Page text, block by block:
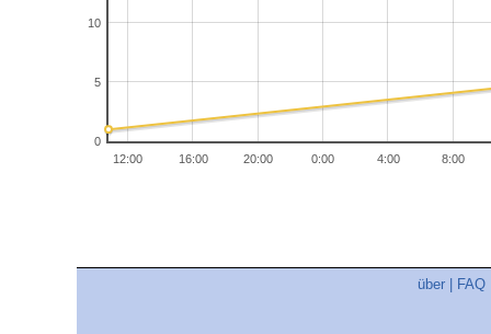
12:00 16:00 20:00 0:00 4:00 8:00
0
5
10
über FAQ